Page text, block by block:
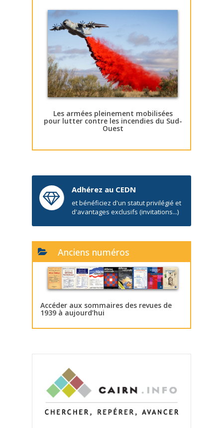
Les armées pleinement mobilisées
pour lutter contre les incendies du Sud-
Ouest
Adhérez au CEDN
et bénéficiez d'un statut privilégié et
d'avantages exclusifs (invitations...)
Anciens numéros
Accéder aux sommaires des revues de
1939 à aujourd’hui